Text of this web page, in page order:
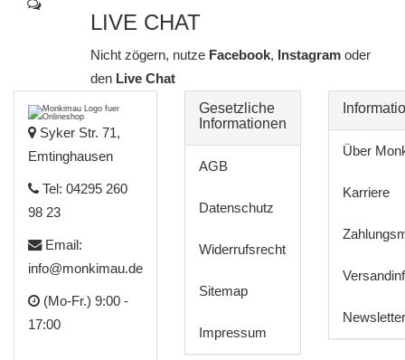
LIVE CHAT
Nicht zögern, nutze Facebook, Instagram oder
denLive Chat
Syker Str. 71,
Emtinghausen
Tel: 04295 260
98 23
Email:
info@monkimau.de
(Mo-Fr.) 9:00 -
17:00
Gesetzliche
Informationen
AGB
Datenschutz
Widerrufsrecht
Sitemap
Impressum
Über
Karriere
Newsletter